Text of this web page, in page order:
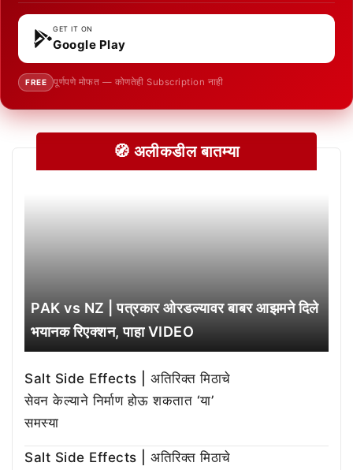
GET IT ON
Google Play
FREE पूर्णपणे मोफत — कोणतेही Subscription नाही
🧭 अलीकडील बातम्या
PAK vs NZ | पत्रकार ओरडल्यावर बाबर आझमने दिले
भयानक रिएक्शन, पाहा VIDEO
Salt Side Effects | अतिरिक्त मिठाचे
सेवन केल्याने निर्माण होऊ शकतात ‘या’
समस्या
Salt Side Effects | अतिरिक्त मिठाचे